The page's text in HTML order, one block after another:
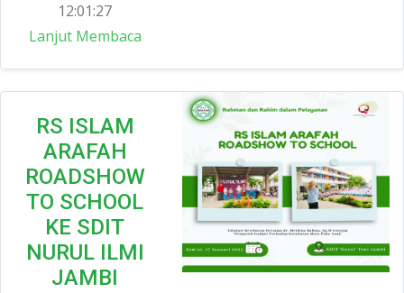
12:01:27
Lanjut Membaca
RS ISLAM
ARAFAH
ROADSHOW
TO SCHOOL
KE SDIT
NURUL ILMI
JAMBI